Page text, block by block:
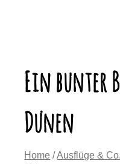
Ein bunter
Dünen
Home /Ausflüge & Co.